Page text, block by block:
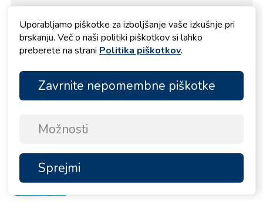
Motorni katamarani
plovbe, postanki za kopanje
Uporabljamo piškotke za izboljšanje vaše izkušnje pri
brskanju. Več o naši politiki piškotkov si lahko
preberete na strani Politika piškotkov.
Zavrnite nepomembne piškotke
Možnosti
Sprejmi